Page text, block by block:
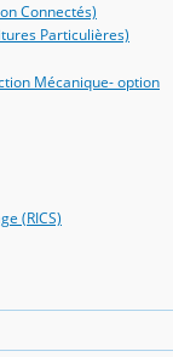
Connectés)
Particulières)
Mécanique- option
(RICS)